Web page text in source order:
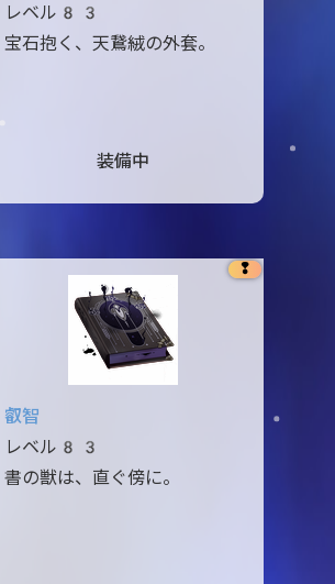
レベル83
宝石抱く、天鵞絨の外套。
装備中
❢
叡智
レベル83
書の獣は、直ぐ傍に。